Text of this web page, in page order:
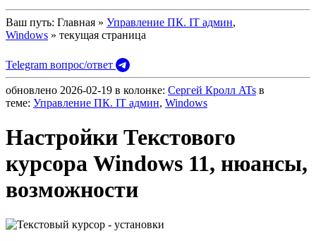
Ваш путь: Главная » Управление ПК. IT админ,
Windows » текущая страница
Telegram вопрос/ответ
обновлено 2026-02-19 в колонке: Сергей Кролл ATs в
теме: Управление ПК. IT админ, Windows
Настройки Текстового
курсора Windows 11, нюансы,
возможности